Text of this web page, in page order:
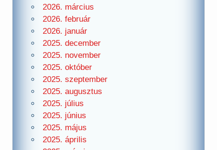
2026. március
2026. február
2026. január
2025. december
2025. november
2025. október
2025. szeptember
2025. augusztus
2025. július
2025. június
2025. május
2025. április